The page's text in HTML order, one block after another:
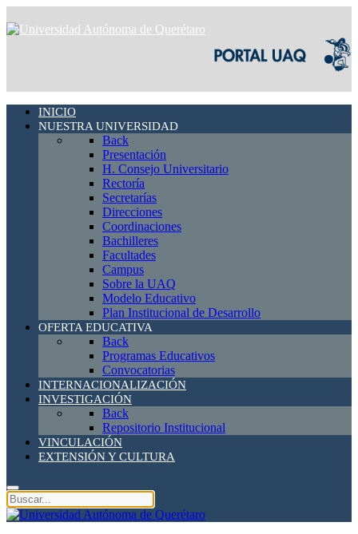
INICIO
NUESTRA UNIVERSIDAD
Back
Presentación
H. Consejo Universitario
Rectoría
Secretarías
Direcciones
Coordinaciones
Bachilleres
Facultades
Campus
Sobre la UAQ
Modelo Educativo
Plan Institucional de Desarrollo
OFERTA EDUCATIVA
Back
Programas Educativos
Convocatorias
INTERNACIONALIZACIÓN
INVESTIGACIÓN
Back
Repositorio Institucional
VINCULACIÓN
EXTENSIÓN Y CULTURA